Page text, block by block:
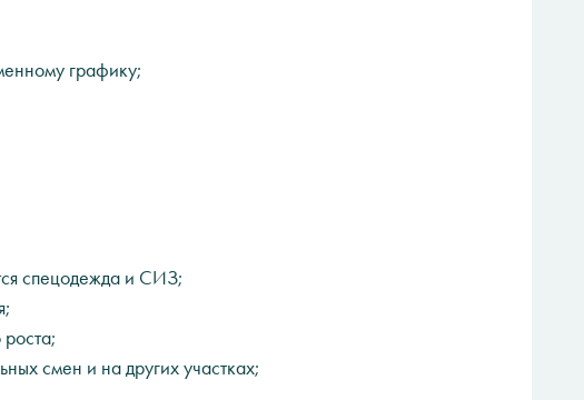
графику;
спецодежда и СИЗ;
смен и на других участках;